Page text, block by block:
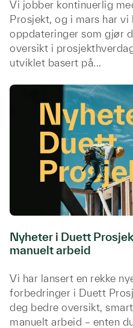
Vi jobber kontinuerlig
Prosjekt, og i mars har vi
oppdateringer som gjør
oversikt i
utviklet basert på...
Nyheter i Duett
manuelt arbeid
Vi har lansert en rekke
forbedringer i Duett
deg bedre oversikt,
manuelt arbeid – enten